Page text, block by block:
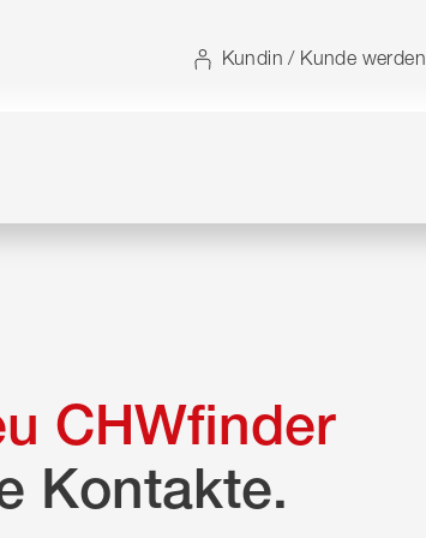
Kundin / Kunde werden
CHWfinder
Kontakte.